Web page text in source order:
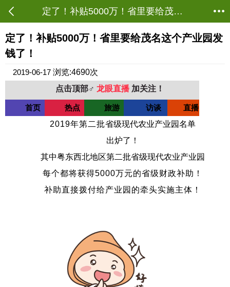
定了！补贴5000万！省里要给茂名这个产业园发钱了！ - 茂名农业 - 茂名农批网
当前位置：资讯首页->农业资讯->茂名农业
定了！补贴5000万！省里要给茂名这个产业园发
钱了！
2019-06-17 浏览:4690次
点击顶部♂ 龙眼直播 加关注！
首页 热点 旅游 访谈
直播
2019年第二批省级现代农业产业园名单
出炉了！
其中粤东西北地区第二批省级现代农业产业园
每个都将获得5000万元的省级财政补助！
补助直接拨付给产业园的牵头实施主体！